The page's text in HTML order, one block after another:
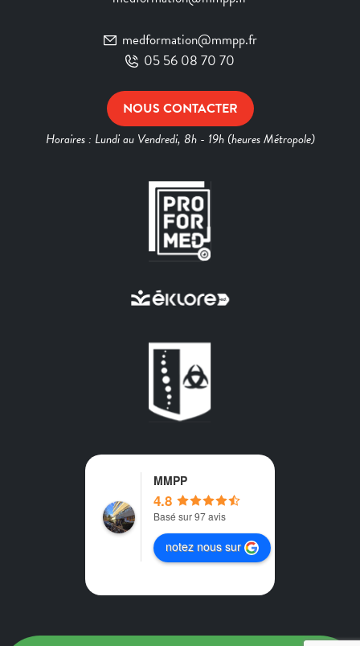
medformation@mmpp.fr
05 56 08 70 70
NOUS CONTACTER
Horaires : Lundi au Vendredi, 8h - 19h (heures Métropole)
MMPP
4.8
Basé sur 97 avis
notez nous sur